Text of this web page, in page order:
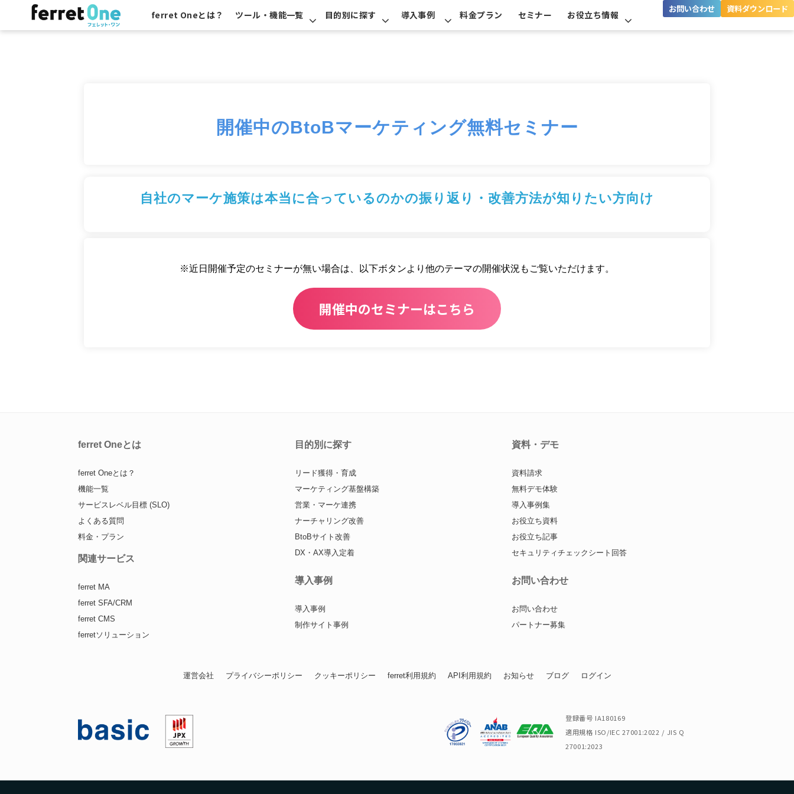
ferret Oneとは？ ツール・機能一覧 目的別に探す 導入事例 料金プラン セミナー お役立ち情報
お問い合わせ 資料ダウンロード
開催中のBtoBマーケティング無料セミナー
自社のマーケ施策は本当に合っているのかの振り返り・改善方法が知りたい方向け
※近日開催予定のセミナーが無い場合は、 以下ボタンより 他のテーマの開催状況もご覧いただけます。
開催中のセミナーはこちら
ferret Oneとは
ferret Oneとは？
機能一覧
サービスレベル目標 (SLO)
よくある質問
料金・プラン
関連サービス
ferret MA
ferret SFA/CRM
ferret CMS
ferretソリューション
目的別に探す
リード獲得・育成
マーケティング基盤構築
営業・マーケ連携
ナーチャリング改善
BtoBサイト改善
DX・AX導入定着
導入事例
導入事例
制作サイト事例
資料・デモ
資料請求
無料デモ体験
導入事例集
お役立ち資料
お役立ち記事
セキュリティチェックシート回答
お問い合わせ
お問い合わせ
パートナー募集
運営会社 プライバシーポリシー クッキーポリシー ferret利用規約 API利用規約 お知らせ ブログ ログイン
登録番号 IA180169
適用規格 ISO/IEC 27001:2022 / JIS Q
27001:2023